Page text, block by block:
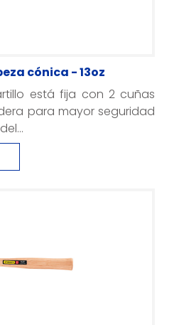
cónica - 13oz
está fija con 2 cuñas
para mayor seguridad